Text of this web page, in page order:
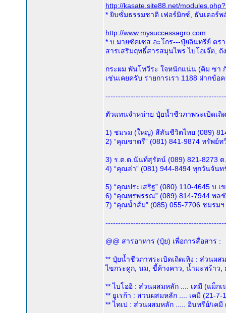
http://kasate.site88.net/
* ยิบซั่มธรรมชาติ เฟอร์มิกซ์, ธันเดอร์
http://www.mysuccessagro.com
* บ.มายซัคเซส อะโกร---ปุ๋ยอินทรีย์ ต
สารเสริมฤทธิ์สารสมุนไพร ไบโอเจ๊ต,
กระผม พันโทวีระ ใจหนักแน่น (คิม ซา
เช่นเคยครับ รายการเรา 1188 ฝากข้
ตัวแทนจำหน่าย ปุ๋ยน้ำชีวภาพระเบิดเถิ
1) ชมรม (ใหญ่) สีสันชีวิตไทย (089)
2) “คุณชาตรี” (081) 841-9874 ทรัพย์
3) ร.ต.ต.นันท์สุรัตน์ (089) 821-8273
4) “คุณล่า” (081) 944-8494 ทุกวันจั
5) “คุณประเสริฐ” (080) 110-4645 บ
6) “คุณพรพรรณ” (089) 814-7944 พ
7) “คุณน้ำส้ม” (085) 055-7706 ชมร
@@ สารอาหาร (ปุ๋ย) เพื่อการสื่อสาร :
** ปุ๋ยน้ำชีวภาพระเบิดเถิดเทิง : ส่วนผ
ไขกระดูก, นม, ขี้ค้างคาว, น้ำมะพร้าว,
** ไบโออิ : ส่วนผสมหลัก .... เคมี (แม็กเ
** ยูเรก้า : ส่วนผสมหลัก .... เคมี (21-
** ไทเป : ส่วนผสมหลัก ..... อินทรีย์/เค